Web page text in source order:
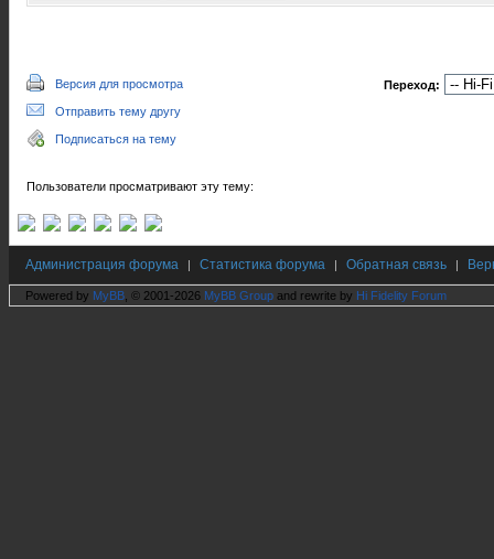
Версия для просмотра
Отправить тему другу
Подписаться на тему
Переход:
Пользователи просматривают эту тему:
Администрация форума | Статистика форума | Обратная связь |
Powered by MyBB , © 2001-2026 MyBB Group and rewrite by Hi Fidelity Forum